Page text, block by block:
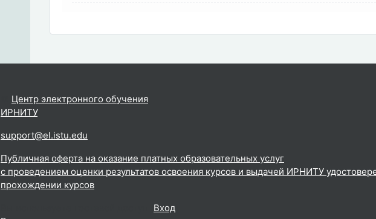
Центр электронного обучения
ИРНИТУ.
support@el.istu.edu
Публичная оферта на оказание платных образовательных услуг
с проведением оценки результатов освоения курсов и выдачей ИРНИТУ
прохождении курсов
Вход